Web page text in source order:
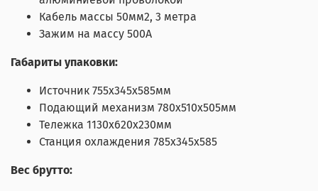
Кабель массы 50мм2, 3 метра
Зажим на массу 500А
Габариты упаковки:
Источник 755х345х585мм
Подающий механизм 780х510х505мм
Тележка 1130х620х230мм
Станция охлаждения 785х345х585
Вес брутто: